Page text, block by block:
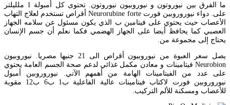
ما الفرق بين نيوروتون و نيوروبيون نيوروتون. تحتوى كل أمبولة 1 ملليلتر
على. دواء نيوروروبين فورت Neurorubine forte أقراص تستخدم لعلاج التهاب
الأعصاب حيث يحتوي على فيتامين ب الذي يكون مسئول عن سلامه الجهاز
العصبي كما يحافظ أيضا على الجهاز الهضمي فكما نعلم أن جسم الإنسان
يحتاج إلى مجموعة من.
يصل سعر العبوة من نيوروبيون أقراص الى 21 جنيها مصريا. نيوروبيون
Neurobion فيتامينات و معادن مكمل غذائي لدعم صحة الجسم العامة يحتوي
على عدد من الفيتامينات الهامة من أهمهم الآتي. نيوروروبين أمبول
نيوروروبين فورت لاكتاب فيتامينات عالية الفاعلية ب1 ب6 ب12 مقوية
للأعصاب ومسكنة للألم التركيب.